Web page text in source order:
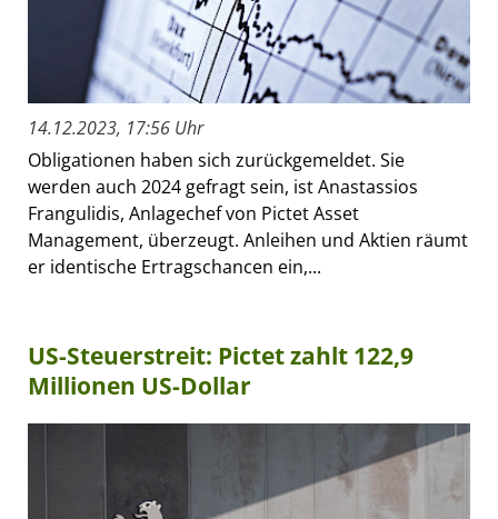
14.12.2023, 17:56 Uhr
Obligationen haben sich zurückgemeldet. Sie
werden auch 2024 gefragt sein, ist Anastassios
Frangulidis, Anlagechef von Pictet Asset
Management, überzeugt. Anleihen und Aktien räumt
er identische Ertragschancen ein,...
US-Steuerstreit: Pictet zahlt 122,9
Millionen US-Dollar